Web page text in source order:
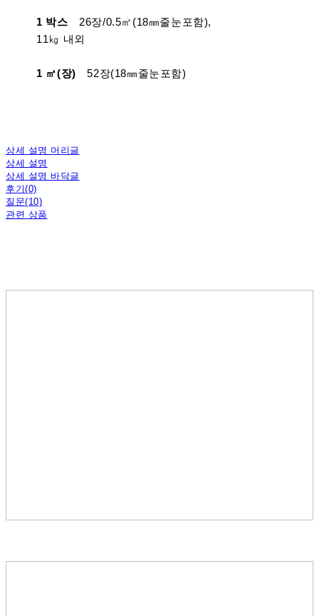
1 박스
26장/0.5㎡(18㎜줄눈포함),
11㎏ 내외
1 ㎡(장) 52장(18㎜줄눈포함)
상세 설명 머리글
상세 설명
상세 설명 바닥글
후기(0)
질문(10)
관련 상품